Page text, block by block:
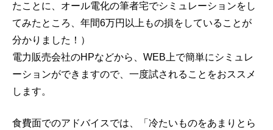
たことに、オール電化の筆者宅でシミュレーションをし
てみたところ、年間6万円以上もの損をしていることが
分かりました！）
電力販売会社のHPなどから、WEB上で簡単にシミュレ
ーションができますので、一度試されることをおススメ
します。
食費面でのアドバイスでは、「冷たいものをあまりとら